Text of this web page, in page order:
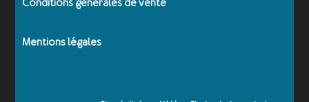
Conditions générales de vente
Mentions légales